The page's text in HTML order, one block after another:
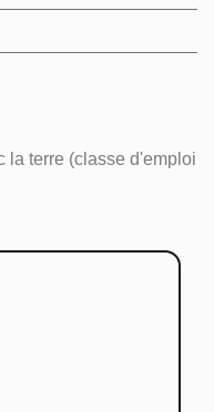
la terre (classe d'emploi